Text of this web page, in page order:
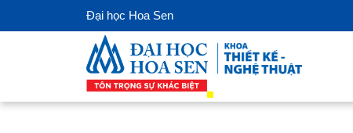
Đại học Hoa Sen